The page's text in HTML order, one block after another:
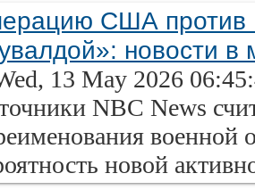
США против
новости в
13 May 2026
NBC News
новой